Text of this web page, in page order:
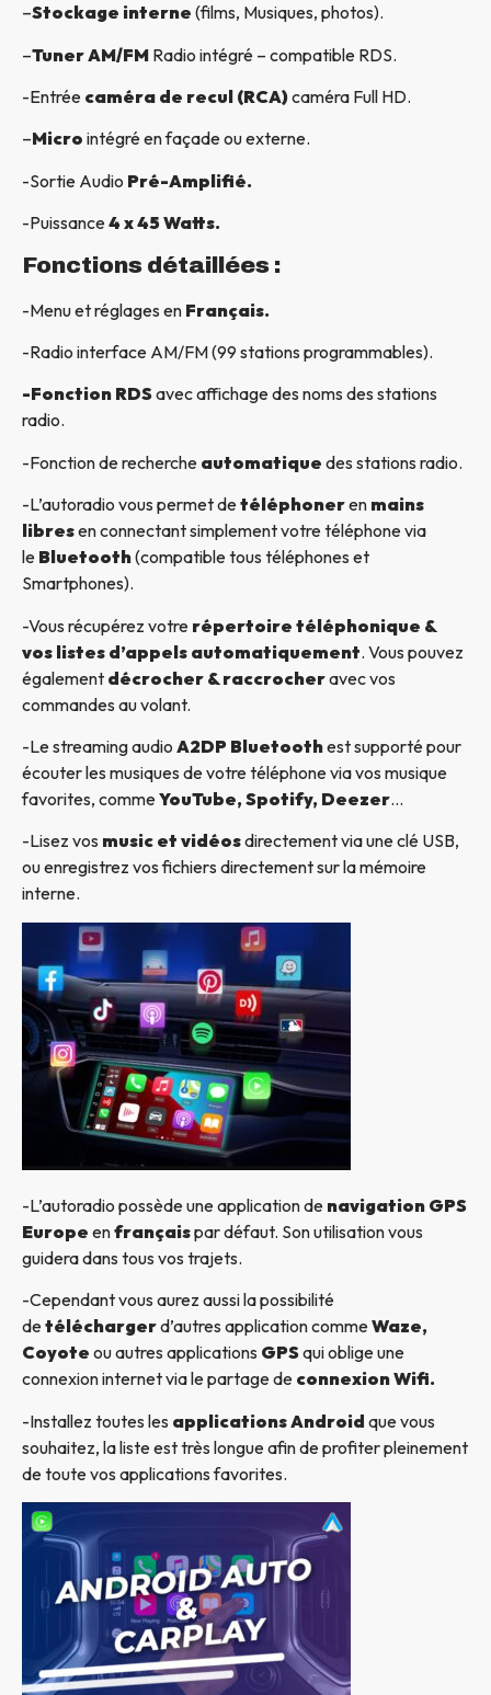
–Stockage interne (films, Musiques, photos).
–Tuner AM/FM Radio intégré – compatible RDS.
-Entrée caméra de recul (RCA)caméra Full HD.
–Micro intégré en façade ou externe.
-Sortie Audio Pré-Amplifié.
-Puissance4 x 45 Watts.
Fonctions détaillées :
-Menu et réglages en Français.
-Radio interface AM/FM (99 stations programmables).
-Fonction RDSavec affichage des noms des stations
radio.
-Fonction de recherche automatique des stations radio.
-L’autoradio vous permet detéléphoneren mains
libresen connectant simplement votre téléphone via
le Bluetooth(compatible tous téléphones et
Smartphones).
-Vous récupérez votre répertoire téléphonique &
vos listes d’appels automatiquement. Vous pouvez
également décrocher & raccrocheravec vos
commandes au volant.
-Le streaming audio A2DP Bluetoothest supporté pour
écouter les musiques de votre téléphone via vos musique
favorites, commeYouTube, Spotify, Deezer…
-Lisez vos music et vidéosdirectement via une clé USB,
ou enregistrez vos fichiers directement sur la mémoire
interne.
-L’autoradio possède une application de navigation GPS
Europe enfrançaispar défaut. Son utilisation vous
guidera dans tous vos trajets.
-Cependant vous aurez aussi la possibilité
detéléchargerd’autres application commeWaze,
Coyote ou autres applications GPSqui oblige une
connexion internet via le partage de connexion Wifi.
-Installez toutes les applications Android que vous
souhaitez, la liste est très longue afin de profiter pleinement
de toute vos applications favorites.